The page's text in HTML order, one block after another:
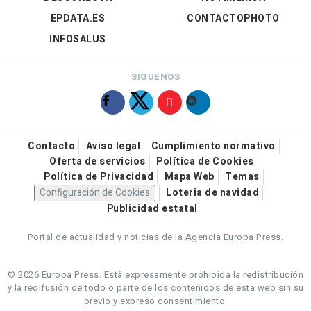
EPDATA.ES
INFOSALUS
CONTACTOPHOTO
SÍGUENOS
Contacto Aviso legal
Cumplimiento normativo
Oferta de servicios
Política de Cookies
Política de Privacidad
Mapa Web
Temas
Configuración de Cookies
Loteria de navidad
Publicidad estatal
Portal de actualidad y noticias de la Agencia Europa Press.
© 2026 Europa Press. Está expresamente prohibida la redistribución
y la redifusión de todo o parte de los contenidos de esta web sin su
previo y expreso consentimiento.